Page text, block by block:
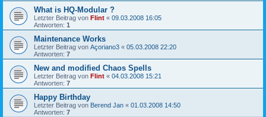
What is HQ-Modular ?
Letzter Beitrag von Flint « 09.03.2008 16:05
Antworten: 1
Maintenance Works
Letzter Beitrag von Açoriano3 « 05.03.2008 22:20
Antworten: 7
New and modified Chaos Spells
Letzter Beitrag von Flint « 04.03.2008 15:21
Antworten: 7
Happy Birthday
Letzter Beitrag von Berend Jan « 01.03.2008 14:50
Antworten: 7